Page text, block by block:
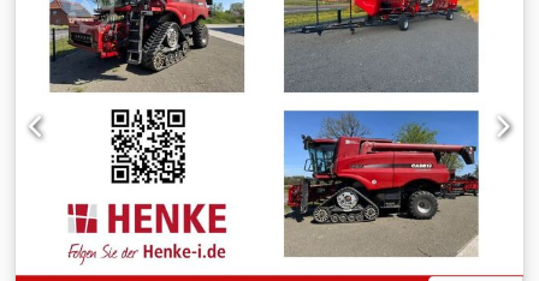
euros, sin IVA. Ubicación: null. Dedpfxszdmute Af Eekr